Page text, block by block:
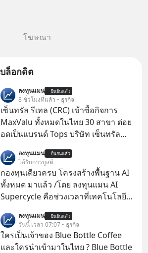
โฆษณา
ล็อกดิต
ลงทุนแมน ยืนยันแล้ว
8 ชั่วโมงที่แล้ว • ธุรกิจ
เซ็นทรัล รีเทล (CRC) เข้าซื้อกิจการ
MaxValu ทั้งหมดในไทย 30 สาขา ต่อย
อดเป็นแบรนด์ Tops บริษัท เซ็นทรัล
CRC แจ้งตลาดหลักทรัพย์ฯ ว่า บริษัท
เซ็นทรัล ฟู้ด รีเทล จำกัด (CFR) ซึ่งเป็น
บริษัทย่อยที่ CRC ถือหุ้นทั้งทางตรงและ
ทางอ้อม 100%
ลงทุนแมน ยืนยันแล้ว
ได้รับการบูสต์
กองทุนเดียวครบ โครงสร้างพื้นฐาน AI
ทั้งหมด มาแล้ว /โดย ลงทุนแมน AI
Supercycle คือช่วงเวลาที่เทคโนโลยี
เคลื่อนหลัก ของการเติบโตทาง
เศรษฐกิจ และวิถีชีวิตของผู้คนอย่าง
ยาวนานต่อจากนี้
ลงทุนแมน ยืนยันแล้ว
วันนี้ เวลา 07:07 • ธุรกิจ
ใครเป็นเจ้าของ Blue Bottle Coffee
และใครนำเข้ามาในไทย ? Blue Bottle